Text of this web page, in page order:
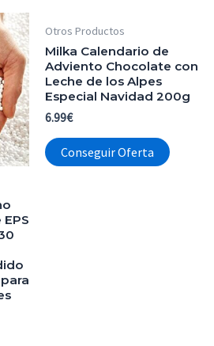
Otros Productos
Milka Calendario de
Adviento Chocolate con
Leche de los Alpes
Especial Navidad 200g
6.99€
Conseguir Oferta